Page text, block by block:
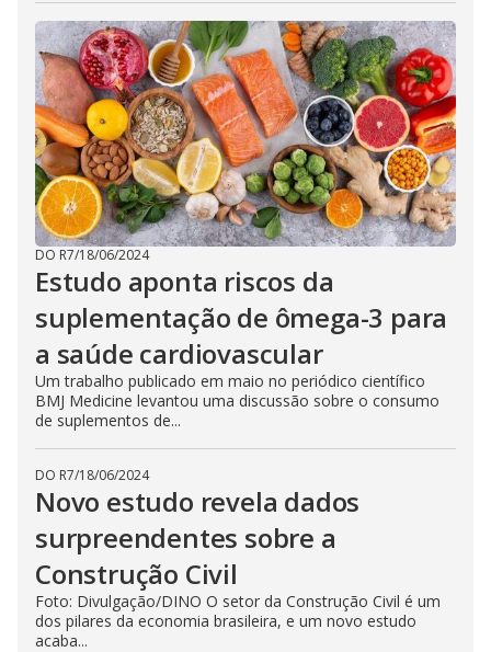
DO R7/18/06/2024
Estudo aponta riscos da
suplementação de ômega-3 para
a saúde cardiovascular
Um trabalho publicado em maio no periódico científico
BMJ Medicine levantou uma discussão sobre o consumo
de suplementos de...
DO R7/18/06/2024
Novo estudo revela dados
surpreendentes sobre a
Construção Civil
Foto: Divulgação/DINO O setor da Construção Civil é um
dos pilares da economia brasileira, e um novo estudo
acaba...